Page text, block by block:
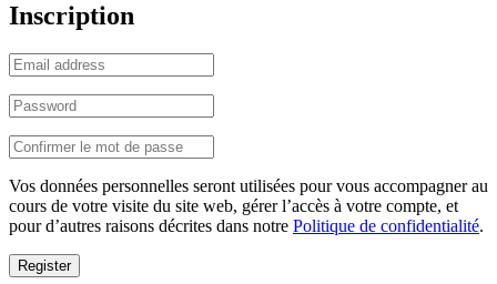
Inscription
Vos données personnelles seront utilisées pour vous accompagner au
cours de votre visite du site web, gérer l’accès à votre compte, et
pour d’autres raisons décrites dans notre Politique de confidentialité.
Register